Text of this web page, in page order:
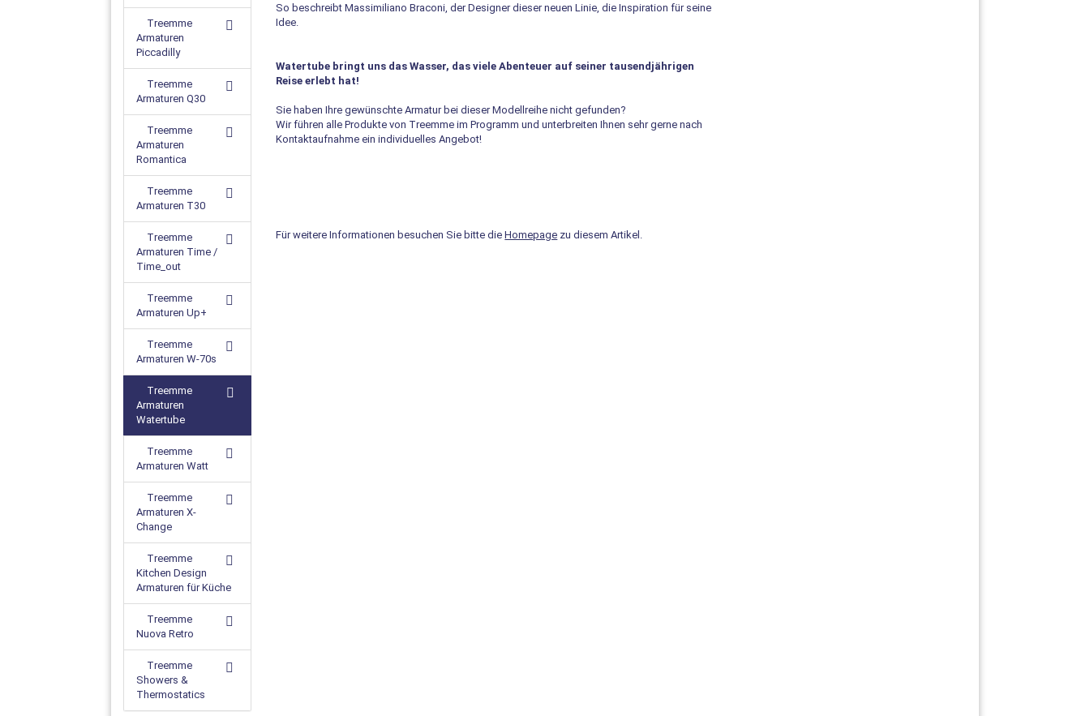
So beschreibt Massimiliano Braconi, der Designer dieser neuen Linie, die Inspiration für seine
Idee.
Watertube bringt uns das Wasser, das viele Abenteuer auf seiner tausendjährigen
Reise erlebt hat!
Sie haben Ihre gewünschte Armatur bei dieser Modellreihe nicht gefunden?
Wir führen alle Produkte von Treemme im Programm und unterbreiten Ihnen sehr gerne nach
Kontaktaufnahme ein individuelles Angebot!
Für weitere Informationen besuchen Sie bitte dieHomepage zu diesem Artikel.
Treemme
Armaturen
Piccadilly
Treemme
Armaturen Q30
Treemme
Armaturen
Romantica
Treemme
Armaturen T30
Treemme
Armaturen Time /
Time_out
Treemme
Armaturen Up+
Treemme
Armaturen W-70s
Treemme
Armaturen
Watertube
Treemme
Armaturen Watt
Treemme
Armaturen X-
Change
Treemme
Kitchen Design
Armaturen für Küche
Treemme
Nuova Retro
Treemme
Showers &
Thermostatics